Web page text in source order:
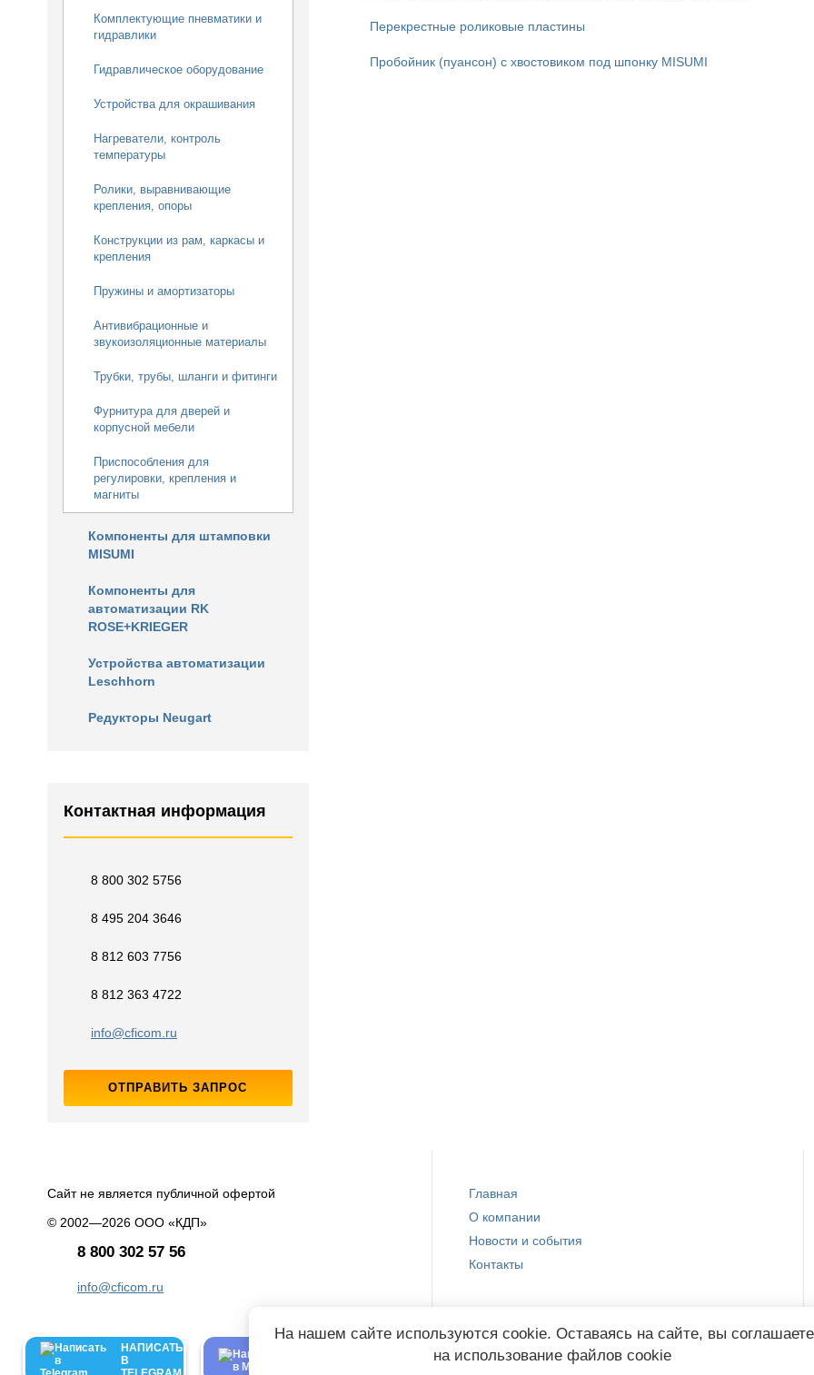
Комплектующие пневматики и
гидравлики
Гидравлическое оборудование
Устройства для окрашивания
Нагреватели, контроль
температуры
Ролики, выравнивающие
крепления, опоры
Конструкции из рам, каркасы и
крепления
Пружины и амортизаторы
Антивибрационные и
звукоизоляционные материалы
Трубки, трубы, шланги и фитинги
Фурнитура для дверей и
корпусной мебели
Приспособления для
регулировки, крепления и
магниты
Компоненты для штамповки
MISUMI
Компоненты для
автоматизации RK
ROSE+KRIEGER
Устройства автоматизации
Leschhorn
Редукторы Neugart
Контактная информация
8 800 302 5756
8 495 204 3646
8 812 603 7756
8 812 363 4722
info@cficom.ru
ОТПРАВИТЬ ЗАПРОС
Перекрестные роликовые пластины
Пробойник (пуансон) с хвостовиком под шпонку MISUMI
Сайт не является публичной офертой
© 2002—2026 ООО «КДП»
8 800 302 57 56
info@cficom.ru
Главная
О компании
Новости и события
Контакты
НАПИСАТЬ
В
На нашем сайте используются cookie. Оставаясь на сайте, вы
на использование файлов cookie